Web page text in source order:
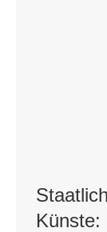
Künste: